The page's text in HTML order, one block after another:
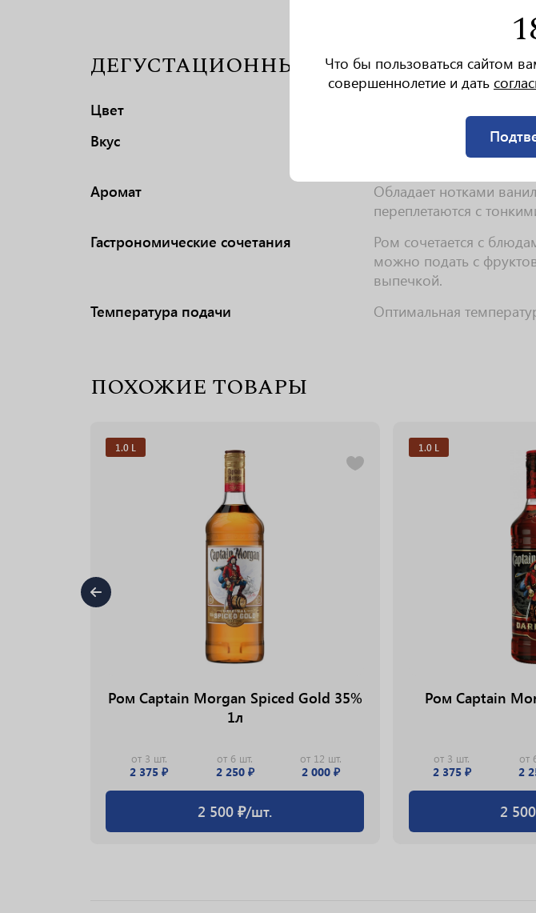
Что бы пользоваться сайтом
совершеннолетие и дать
ДЕГУСТАЦИОННЫЕ ХАРАКТЕРИСТИКИ
Цвет
Вкус
Гладкий и
специй придают вкусу
Аромат
Обладает нотками
переплетаются с
Гастрономические сочетания
Ром сочетается с
можно подать с
выпечкой.
Температура подачи
Оптимальная
ПОХОЖИЕ ТОВАРЫ
1.0 L
Ром Captain Morgan Spiced Gold 35%
1л
2 375 ₽
от 3 шт.
2 250 ₽
от 6 шт.
2 000 ₽
от 12 шт.
2 500 ₽/шт.
1.0 L
Ром Captain
2 375 ₽
от 3 шт.
2
от
2